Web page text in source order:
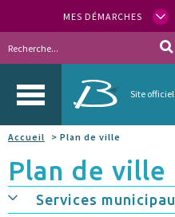
MES DÉMARCHES
Site
Accueil > Plan de ville
Plan de ville
Services